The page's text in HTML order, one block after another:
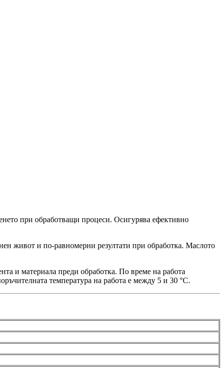
при обработващи процеси. Осигурява ефективно
живот и по-равномерни резултати при обработка. Маслото
и материала преди обработка. По време на работа
температура на работа е между 5 и 30 °C.